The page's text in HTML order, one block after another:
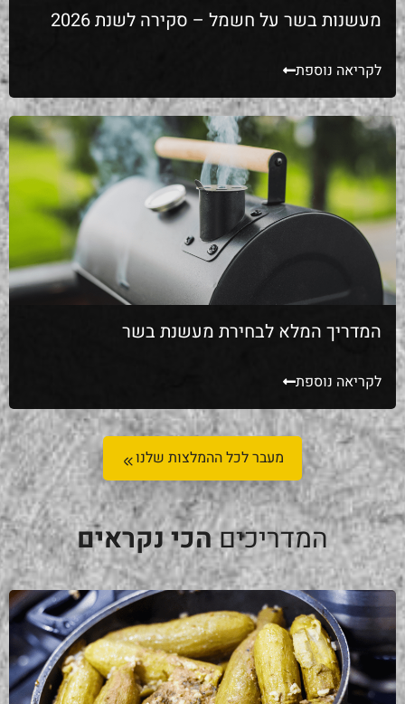
מעשנות בשר על חשמל – סקירה לשנת 2026
לקריאה נוספת
המדריך המלא לבחירת מעשנת בשר
לקריאה נוספת
מעבר לכל ההמלצות שלנו
המדריכיםהכי נקראים